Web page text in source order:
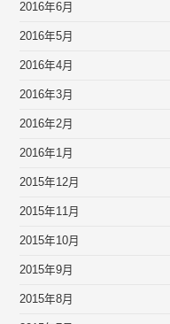
2016年6月
2016年5月
2016年4月
2016年3月
2016年2月
2016年1月
2015年12月
2015年11月
2015年10月
2015年9月
2015年8月